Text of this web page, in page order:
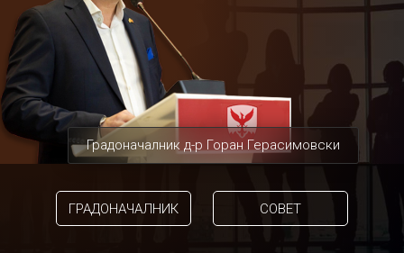
Градоначалник д-р Горан Герасимовски
ГРАДОНАЧАЛНИК СОВЕТ